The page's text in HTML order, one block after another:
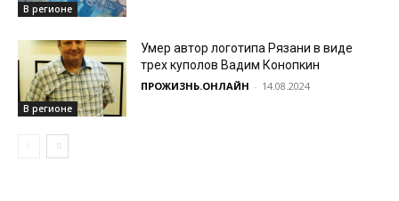
В регионе
В регионе
Умер автор логотипа Рязани в виде
трех куполов Вадим Конопкин
ПРОЖИЗНЬ.ОНЛАЙН - 14.08.2024